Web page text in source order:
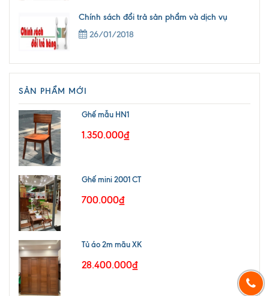
Chính sách đổi trả sản phẩm và dịch vụ
26/01/2018
SẢN PHẨM MỚI
Ghế mẫu HN1
1.350.000₫
Ghế mini 2001 CT
700.000₫
Tủ áo 2m mãu XK
28.400.000₫